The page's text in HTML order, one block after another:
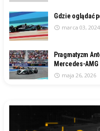
Gdzie oglądać
marca 03, 2024
Pragmatyzm
Mercedes-AMG
maja 26, 2026